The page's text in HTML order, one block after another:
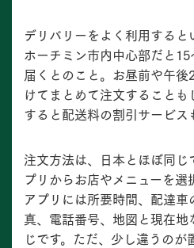
デリバリーをよく利用すると
ホーチミン市内中心部だと
届くとのこと。お昼前や午
けてまとめて注文すること
すると配送料の割引サービス
注文方法は、日本とほぼ同
プリからお店やメニューを選
アプリには所要時間、配達
真、電話番号、地図と現在
じです。ただ、少し違うの